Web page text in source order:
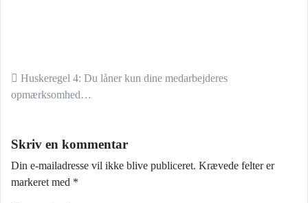
Indlæg navigation
Huskeregel 4: Du låner kun dine medarbejderes
opmærksomhed…
Skriv en kommentar
Din e-mailadresse vil ikke blive publiceret. Krævede felter er
markeret med *